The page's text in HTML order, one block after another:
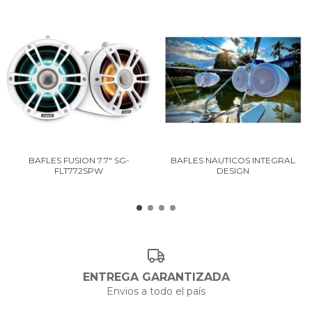
BAFLES FUSION 7.7" SG-
FLT772SPW
BAFLES NAUTICOS INTEGRAL
DESIGN
ENTREGA GARANTIZADA
Envios a todo el país